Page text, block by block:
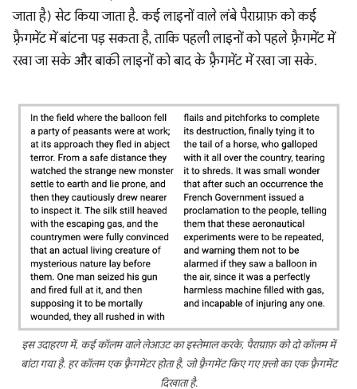
जाता है) सेट किया जाता है. कई लाइनों वाले लंबे पैराग्राफ़ को कई
फ़्रैगमेंट में बांटना पड़ सकता है, ताकि पहली लाइनों को पहले फ़्रैगमेंट में
रखा जा सके और बाकी लाइनों को बाद के फ़्रैगमेंट में रखा जा सके.
इस उदाहरण में, कई कॉलम वाले लेआउट का इस्तेमाल करके, पैराग्राफ़ को दो कॉलम में
बांटा गया है. हर कॉलम एक फ़्रैगमेंटर होता है, जो फ़्रैगमेंट किए गए फ़्लो का एक फ़्रैगमेंट
दिखाता है.